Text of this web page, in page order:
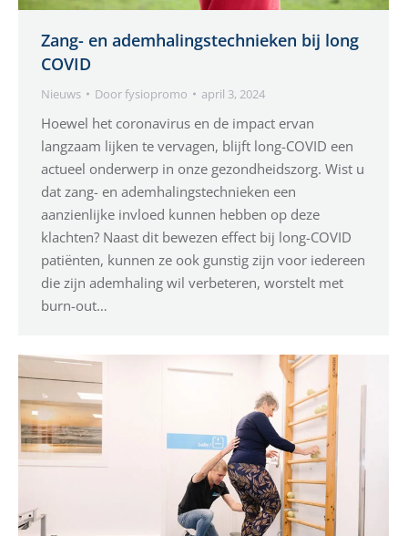
Zang- en ademhalingstechnieken bij long
COVID
Nieuws Doorfysiopromo april 3, 2024
Hoewel het coronavirus en de impact ervan
langzaam lijken te vervagen, blijft long-COVID een
actueel onderwerp in onze gezondheidszorg. Wist u
dat zang- en ademhalingstechnieken een
aanzienlijke invloed kunnen hebben op deze
klachten? Naast dit bewezen effect bij long-COVID
patiënten, kunnen ze ook gunstig zijn voor iedereen
die zijn ademhaling wil verbeteren, worstelt met
burn-out…